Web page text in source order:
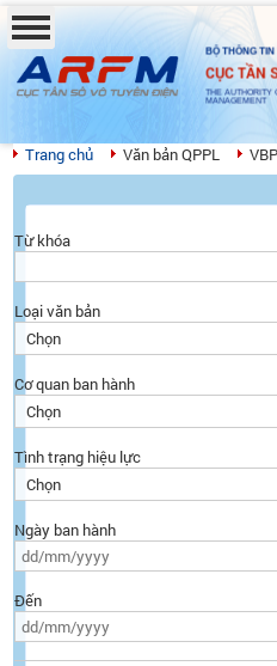
BỘ THÔNG
CỤC TẦN
THE AUTHORITY
MANAGEMENT
Trang chủ Văn bản QPPL
Từ khóa
Loại văn bản
Cơ quan ban hành
Tình trạng hiệu lực
Ngày ban hành
Đến